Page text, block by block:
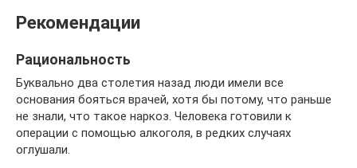
Рекомендации
Рациональность
Буквально два столетия назад люди имели все
основания бояться врачей, хотя бы потому, что раньше
не знали, что такое наркоз. Человека готовили к
операции с помощью алкоголя, в редких случаях
оглушали.